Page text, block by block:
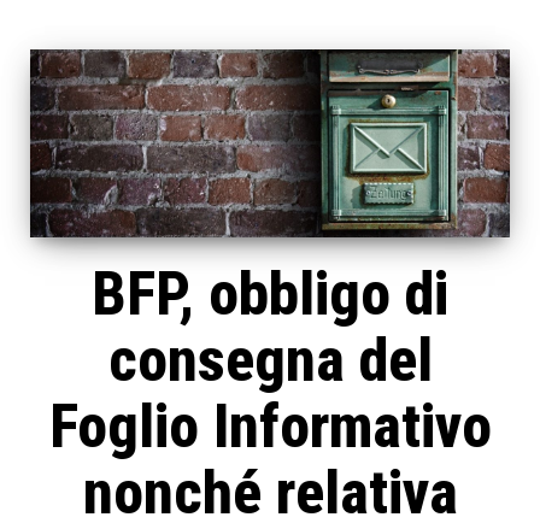
BFP, obbligo di
consegna del
Foglio Informativo
nonché relativa